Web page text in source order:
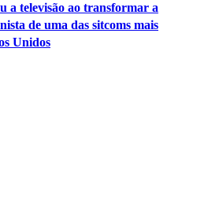
a televisão ao transformar a
de uma das sitcoms mais
Unidos